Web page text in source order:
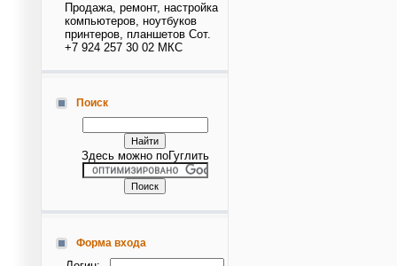
Продажа, ремонт, настройка
компьютеров, ноутбуков
принтеров, планшетов Сот.
+7 924 257 30 02 МКС
Поиск
Здесь можно поГуглить
Форма входа